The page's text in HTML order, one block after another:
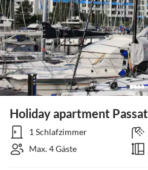
Holiday apartment Passat
1 Schlafzimmer
Max. 4 Gäste